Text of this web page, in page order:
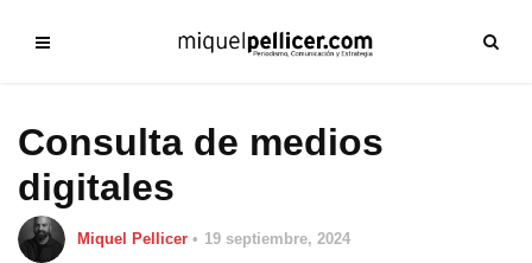
Consulta de medios
digitales
Miquel Pellicer 19 septiembre, 2024